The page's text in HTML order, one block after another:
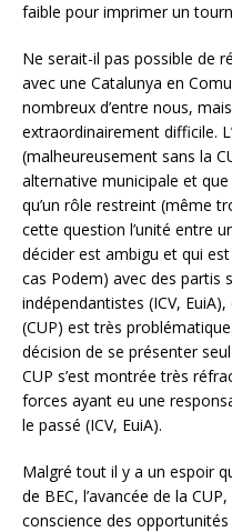
faible pour imprimer un
Ne serait-il pas possible de
avec une Catalunya en
nombreux d’entre nous,
extraordinairement difficile.
(malheureusement sans la
alternative municipale et
qu’un rôle restreint (même
cette question l’unité entre
décider est ambigu et qui est
cas Podem) avec des partis
indépendantistes (ICV,
(CUP) est très
décision de se présenter
CUP s’est montrée très
forces ayant eu une
le passé (ICV, EuiA).
Malgré tout il y a un espoir
de BEC, l’avancée de la
conscience des